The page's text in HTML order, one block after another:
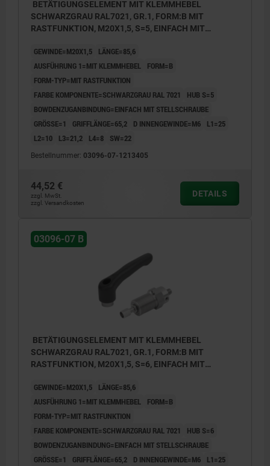
BETÄTIGUNGSELEMENT MIT KLEMMHEBEL
SCHWARZGRAU RAL7021, GR.1, FORM:B MIT
RASTFUNKTION, M20X1,5, S=5, EINFACH MIT
KOMP:THERMOPLAST
GEWINDE=M20X1,5
LÄNGE=85,6
AUSFÜHRUNG 1=MIT KLEMMHEBEL
FORM=B
FORM-TYP=MIT RASTFUNKTION
FARBE KOMPONENTE=SCHWARZGRAU RAL 7021
HUB S=5
BOWDENZUGANBINDUNG=EINFACH MIT STELLSCHRAUBE
GRÖSSE=1
GRIFFLÄNGE=65,2 D INNENGEWINDE=M6
L1=25
L2=10
L3=21,2 L4=8 SW=22
Bestellnummer: 03096-07-1213405
44,52 €
zzgl. MwSt.
zzgl. Versandkosten
DETAILS
03096-07 B
BETÄTIGUNGSELEMENT MIT KLEMMHEBEL
SCHWARZGRAU RAL7021, GR.1, FORM:B MIT
RASTFUNKTION, M20X1,5, S=6, EINFACH MIT
KOMP:THERMOPLAST
GEWINDE=M20X1,5
LÄNGE=85,6
AUSFÜHRUNG 1=MIT KLEMMHEBEL
FORM=B
FORM-TYP=MIT RASTFUNKTION
FARBE KOMPONENTE=SCHWARZGRAU RAL 7021
HUB S=6
BOWDENZUGANBINDUNG=EINFACH MIT STELLSCHRAUBE
GRÖSSE=1
GRIFFLÄNGE=65,2 D INNENGEWINDE=M6
L1=25